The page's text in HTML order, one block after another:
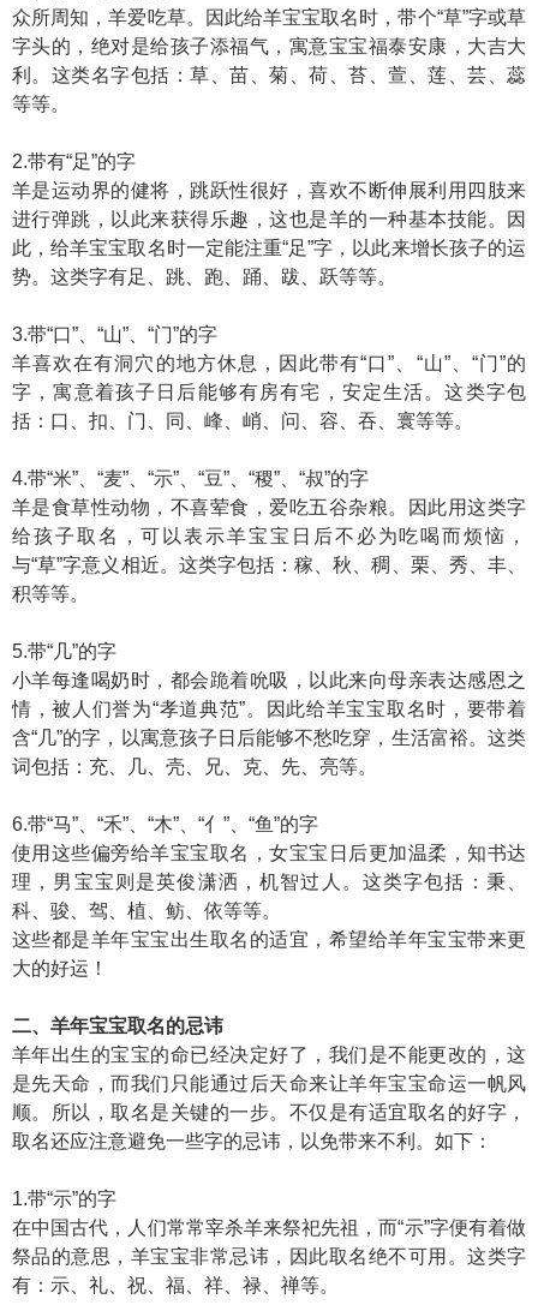
众所周知，羊爱吃草。因此给羊宝宝取名时，带个“草”字或草
字头的，绝对是给孩子添福气，寓意宝宝福泰安康，大吉大
利。这类名字包括：草、苗、菊、荷、苔、萱、莲、芸、蕊
等等。
2.带有“足”的字
羊是运动界的健将，跳跃性很好，喜欢不断伸展利用四肢来
进行弹跳，以此来获得乐趣，这也是羊的一种基本技能。因
此，给羊宝宝取名时一定能注重“足”字，以此来增长孩子的运
势。这类字有足、跳、跑、踊、跋、跃等等。
3.带“口”、“山”、“门”的字
羊喜欢在有洞穴的地方休息，因此带有“口”、“山”、“门”的
字，寓意着孩子日后能够有房有宅，安定生活。这类字包
括：口、扣、门、同、峰、峭、问、容、吞、寰等等。
4.带“米”、“麦”、“示”、“豆”、“稷”、“叔”的字
羊是食草性动物，不喜荤食，爱吃五谷杂粮。因此用这类字
给孩子取名，可以表示羊宝宝日后不必为吃喝而烦恼，
与“草”字意义相近。这类字包括：稼、秋、稠、栗、秀、丰、
积等等。
5.带“几”的字
小羊每逢喝奶时，都会跪着吮吸，以此来向母亲表达感恩之
情，被人们誉为“孝道典范”。因此给羊宝宝取名时，要带着
含“几”的字，以寓意孩子日后能够不愁吃穿，生活富裕。这类
词包括：充、几、壳、兄、克、先、亮等。
6.带“马”、“禾”、“木”、“亻”、“鱼”的字
使用这些偏旁给羊宝宝取名，女宝宝日后更加温柔，知书达
理，男宝宝则是英俊潇洒，机智过人。这类字包括：秉、
科、骏、驾、植、鲂、依等等。
这些都是羊年宝宝出生取名的适宜，希望给羊年宝宝带来更
大的好运！
二、羊年宝宝取名的忌讳
羊年出生的宝宝的命已经决定好了，我们是不能更改的，这
是先天命，而我们只能通过后天命来让羊年宝宝命运一帆风
顺。所以，取名是关键的一步。不仅是有适宜取名的好字，
取名还应注意避免一些字的忌讳，以免带来不利。如下：
1.带“示”的字
在中国古代，人们常常宰杀羊来祭祀先祖，而“示”字便有着做
祭品的意思，羊宝宝非常忌讳，因此取名绝不可用。这类字
有：示、礼、祝、福、祥、禄、禅等。